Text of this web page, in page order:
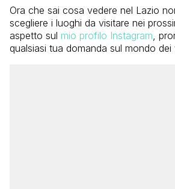
Ora che sai cosa vedere nel Lazio
scegliere i luoghi da visitare nei
aspetto sul mio profilo Instagram,
qualsiasi tua domanda sul mondo dei